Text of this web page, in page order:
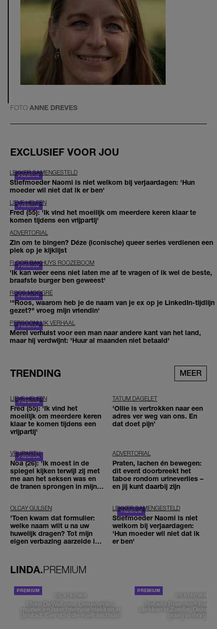
FOTO ANNE DREVES
EXCLUSIEF VOOR JOU
LEKKER SAMENGESTELD
Stiefmoeder Naomi is niet welkom bij verjaardagen: 'Hun
moeder wil niet dat ik er ben'
LIEVE HELEEN
Fred (55): 'Ik vind het moeilijk om meerdere keren klaar te
komen tijdens een vrijpartij'
ADVERTORIAL
Zin om te bingen? Déze (iconische) queer series verdienen een
plek op je kijklijst
FLOOR BAKHUYS ROOZEBOOM
'Ik kan weer eens niet laten me af te vragen of ik wel de beste,
braafste burger ben geweest'
ROOS MOGGRÉ
'"Roos, waarom heb je de naam van je ex op je LinkedIn-tijdlijn
gezet?" vroeg mijn vriendin'
PERSOONLIJK VERHAAL
Merel verhuist voor een man naar andere kant van het land,
maar hij verdwijnt: 'Huur al maanden niet betaald'
TRENDING MEER
LIEVE HELEEN
Fred (55): 'Ik vind het
moeilijk om meerdere keren
klaar te komen tijdens een
vrijpartij'
TATUM DAGELET
'Ollie is vertrokken naar een
adres ver weg van ons. En
dat doet pijn’
VRIJPARTIJ
Noa (26): 'Ik moest in de
spiegel kijken terwijl zij met
me aan het seksen was en
de tranen sprongen in mijn
ADVERTORIAL
Praten, lachen én bewegen:
dit event doorbreekt het
taboe rondom urineverlies –
en jij kunt daarbij zijn
OLCAY GULSEN
'Toen kwam dat formulier:
welke naam wilt u na uw
huwelijk dragen? Tot mijn
eigen verbazing aarzelde ik
LEKKER SAMENGESTELD
Stiefmoeder Naomi is niet
welkom bij verjaardagen:
'Hun moeder wil niet dat ik
er ben'
LINDA.PREMIUM
DE STAD VAN
Elske DeWall over Leeuwarden,
muziek en haar favoriete plekken in
de stad: 'Een stad die voelt als thuis'
DE STAD VAN
Isabelle Boer deelt haar
plekken in Zwolle: 'Deze
graag verborgen'